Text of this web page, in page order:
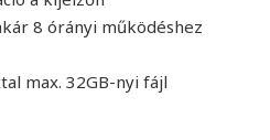
8 órányi működéshez
max. 32GB-nyi fájl